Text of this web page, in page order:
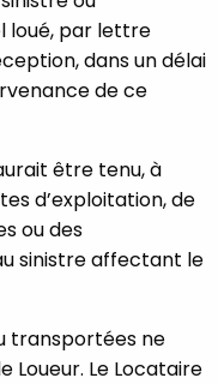
loué, par lettre
dans un délai
de ce
être tenu, à
d’exploitation, de
ou des
sinistre affectant le
transportées ne
Loueur. Le Locataire